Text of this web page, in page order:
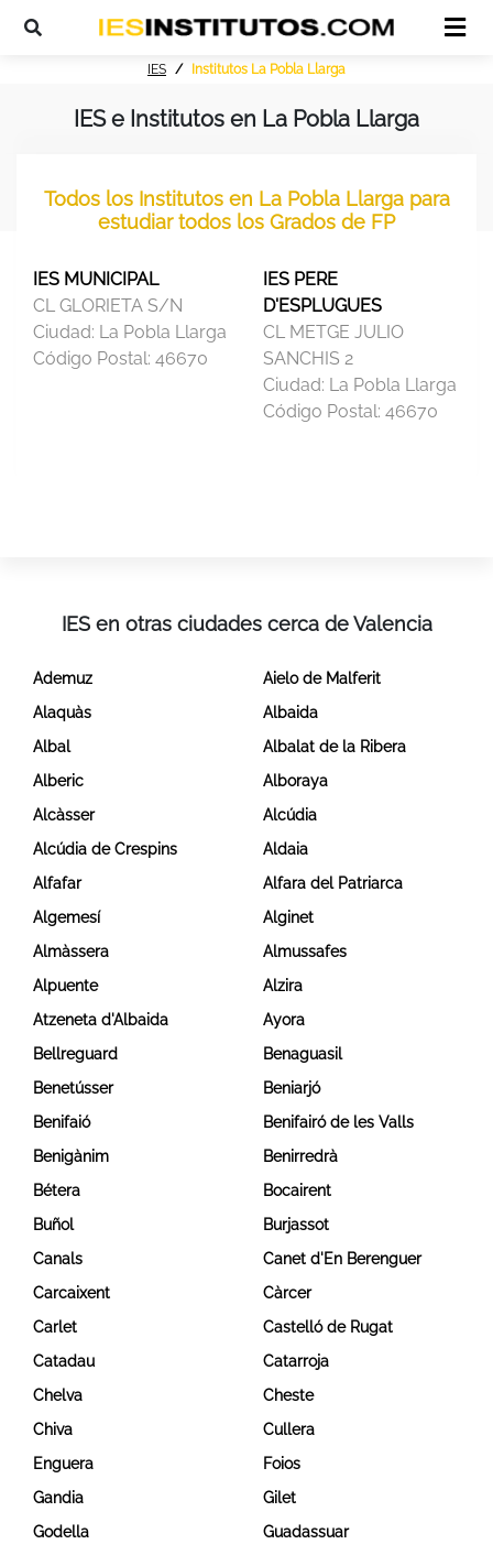
IES Institutos La Pobla Llarga
IES e Institutos en La Pobla Llarga
Todos los Institutos en La Pobla Llarga para
estudiar todos los Grados de FP
IES MUNICIPAL
CL GLORIETA S/N
Ciudad: La Pobla Llarga
Código Postal: 46670
IES PERE
D'ESPLUGUES
CL METGE JULIO
SANCHIS 2
Ciudad: La Pobla Llarga
Código Postal: 46670
IES en otras ciudades cerca de Valencia
Ademuz
Aielo de Malferit
Alaquàs
Albaida
Albal
Albalat de la Ribera
Alberic
Alboraya
Alcàsser
Alcúdia
Alcúdia de Crespins
Aldaia
Alfafar
Alfara del Patriarca
Algemesí
Alginet
Almàssera
Almussafes
Alpuente
Alzira
Atzeneta d'Albaida
Ayora
Bellreguard
Benaguasil
Benetússer
Beniarjó
Benifaió
Benifairó de les Valls
Benigànim
Benirredrà
Bétera
Bocairent
Buñol
Burjassot
Canals
Canet d'En Berenguer
Carcaixent
Càrcer
Carlet
Castelló de Rugat
Catadau
Catarroja
Chelva
Cheste
Chiva
Cullera
Enguera
Foios
Gandia
Gilet
Godella
Guadassuar